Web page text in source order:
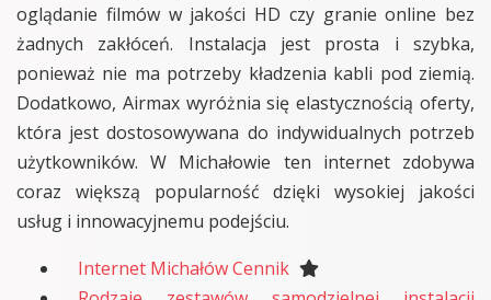
oglądanie filmów w jakości HD czy granie online bez
żadnych zakłóceń. Instalacja jest prosta i szybka,
ponieważ nie ma potrzeby kładzenia kabli pod ziemią.
Dodatkowo, Airmax wyróżnia się elastycznością oferty,
która jest dostosowywana do indywidualnych potrzeb
użytkowników. W Michałowie ten internet zdobywa
coraz większą popularność dzięki wysokiej jakości
usług i innowacyjnemu podejściu.
Internet Michałów Cennik